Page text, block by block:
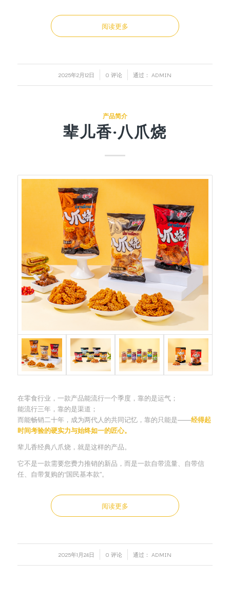
阅读更多
2025年2月12日
/ 0 评论 通过： ADMIN
产品简介
辈儿香·八爪烧
在零食行业，一款产品能流行一个季度，靠的是运气；
能流行三年，靠的是渠道；
而能畅销二十年，成为两代人的共同记忆，靠的只能是——经得起
时间考验的硬实力与始终如一的匠心。
辈儿香经典八爪烧，就是这样的产品。
它不是一款需要您费力推销的新品，而是一款自带流量、自带信
任、自带复购的“国民基本款”。
阅读更多
2025年1月24日
/ 0 评论 通过： ADMIN